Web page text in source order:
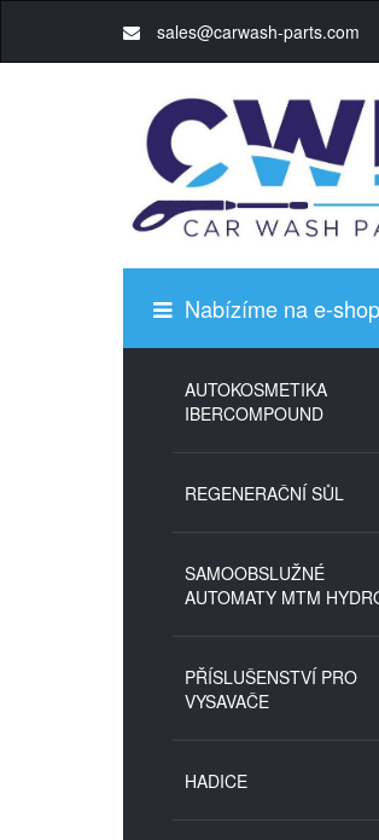
sales@carwash-parts.com
Nabízíme na e-
AUTOKOSMETIKA
IBERCOMPOUND
REGENERAČNÍ SŮL
SAMOOBSLUŽNÉ
AUTOMATY MTM
PŘÍSLUŠENSTVÍ PRO
VYSAVAČE
HADICE